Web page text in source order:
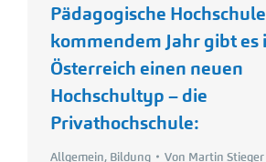
Pädagogische
kommendem Jahr gibt es
Österreich einen neuen
Hochschultyp – die
Privathochschule:
Allgemein, Bildung Von Martin Stieger